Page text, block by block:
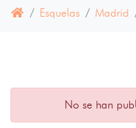
Esquelas Madrid
No se han